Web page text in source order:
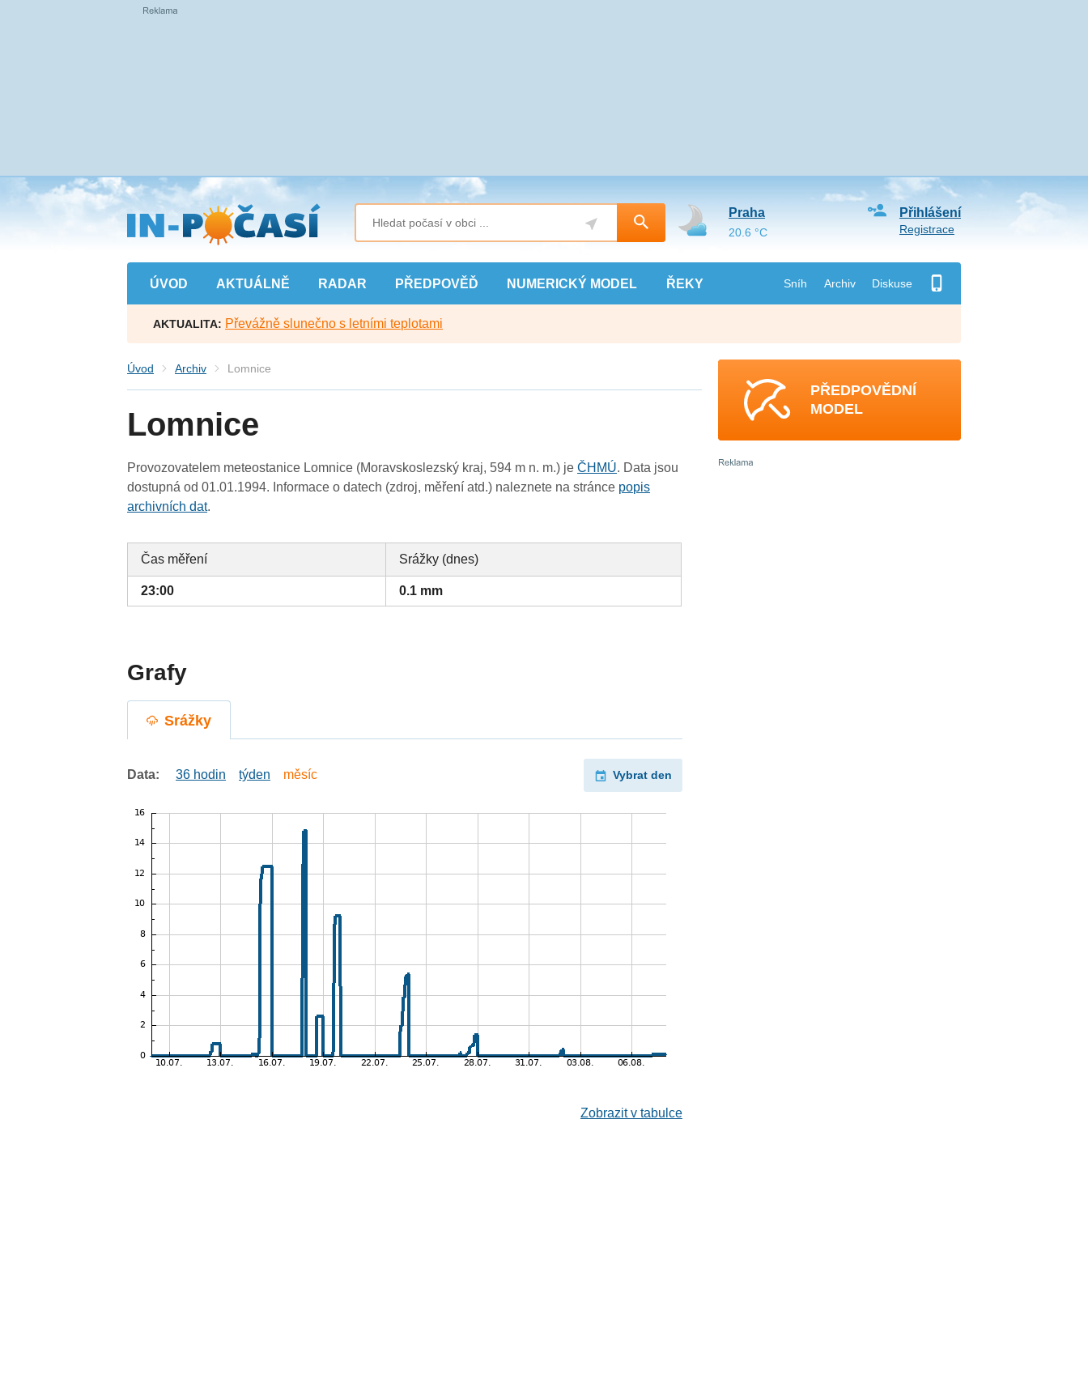
Přejít
na
hlavní
obsah
ÚVOD AKTUÁLNĚ RADAR PŘEDPOVĚĎ NUMERICKÝ MODEL ŘEKY Sníh Archiv Diskuse
Přihlášení
Registrace
Praha
20.6 °C
AKTUALITA: Převážně slunečno s letními teplotami
Úvod Archiv Lomnice
Lomnice
Provozovatelem meteostanice Lomnice (Moravskoslezský kraj, 594 m n. m.) jeČHMÚ. Data jsou
dostupná od 01.01.1994. Informace o datech (zdroj, měření atd.) naleznete na stránce popis
archivních dat.
Čas měření Srážky (dnes)
23:00 0.1 mm
Grafy
Srážky
Data: 36 hodin týden měsíc Vybrat den
Zobrazit v tabulce
PŘEDPOVĚDNÍ
MODEL